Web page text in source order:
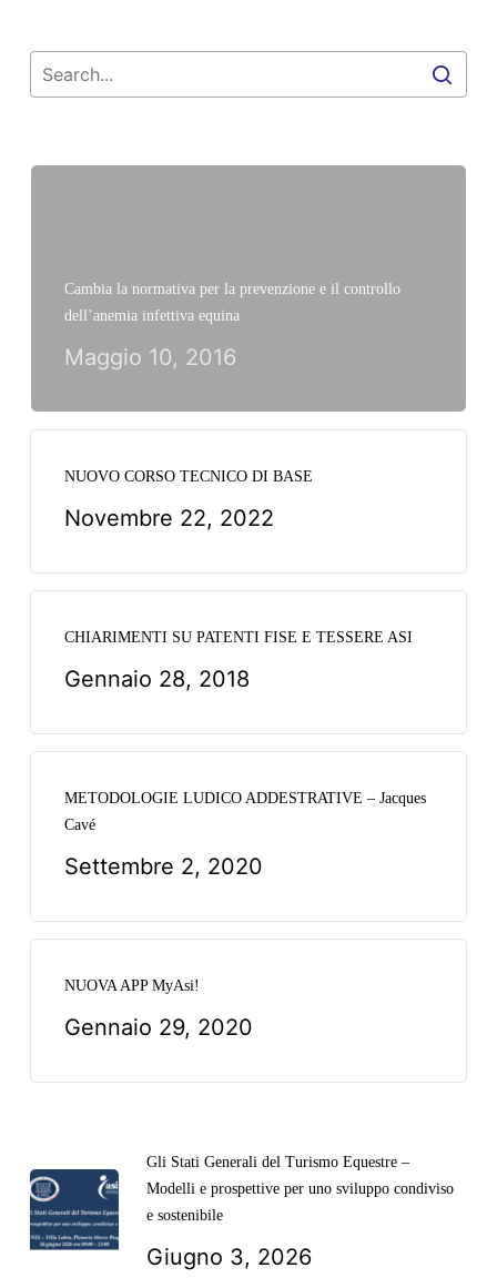
Cambia la normativa per la prevenzione e il controllo
dell’anemia infettiva equina
Maggio 10, 2016
NUOVO CORSO TECNICO DI BASE
Novembre 22, 2022
CHIARIMENTI SU PATENTI FISE E TESSERE ASI
Gennaio 28, 2018
METODOLOGIE LUDICO ADDESTRATIVE – Jacques
Cavé
Settembre 2, 2020
NUOVA APP MyAsi!
Gennaio 29, 2020
Gli Stati Generali del Turismo Equestre –
Modelli e prospettive per uno sviluppo condiviso
e sostenibile
Giugno 3, 2026